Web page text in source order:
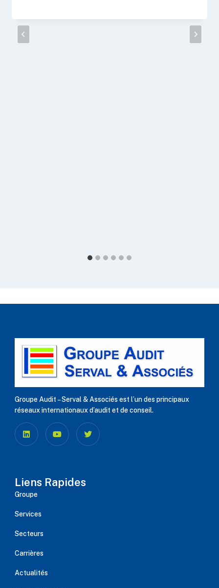
Groupe Audit – Serval & Associés est l’un des principaux
réseaux internationaux d’audit et de conseil.
Liens Rapides
Groupe
Services
Secteurs
Carrières
Actualités